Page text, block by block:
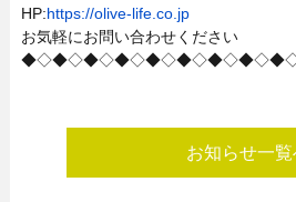
HP:https://olive-life.co.jp
お気軽にお問い合わせください
お知らせ一覧